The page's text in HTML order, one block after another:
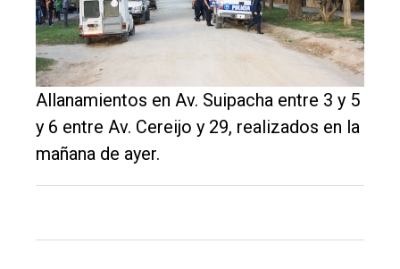
Balcarce
Inicio
Tendencia
Int.
General
Allanamientos en Av. Suipacha entre 3 y 5
y 6 entre Av. Cereijo y 29, realizados en la
mañana de ayer.